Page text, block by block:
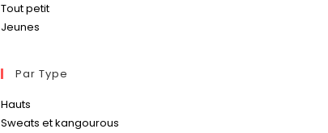
Tout petit
Jeunes
Par Type
Hauts
Sweats et kangourous